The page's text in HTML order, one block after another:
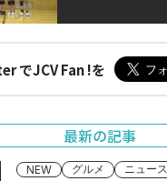
でJCV Fan !を
最新の記事
NEW グルメ ニュース